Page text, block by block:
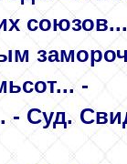
-
Суд.